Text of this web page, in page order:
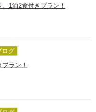
1泊2食付きプラン！
ログ
ラン！